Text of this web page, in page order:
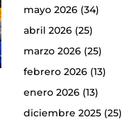
mayo 2026(34)
abril 2026(25)
marzo 2026(25)
febrero 2026(13)
enero 2026(13)
diciembre 2025(25)